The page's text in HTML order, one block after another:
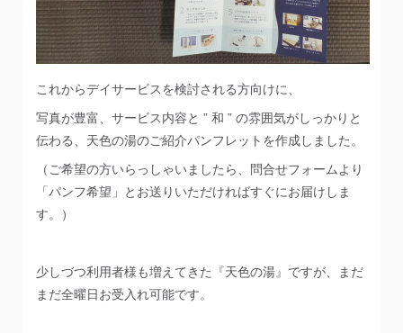
これからデイサービスを検討される方向けに、
写真が豊富、サービス内容と ” 和 ” の雰囲気がしっかりと
伝わる、天色の湯のご紹介パンフレットを作成しました。
（ご希望の方いらっしゃいましたら、問合せフォームより
「パンフ希望」とお送りいただければすぐにお届けしま
す。）
少しづつ利用者様も増えてきた『天色の湯』ですが、まだ
まだ全曜日お受入れ可能です。